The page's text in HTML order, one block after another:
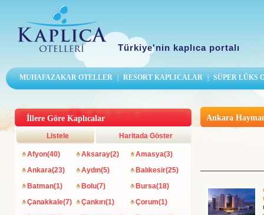
Türkiye'nin kaplıca portalı
MUHAFAZAKAR OTELLER | RESORT KAPLICALAR | SÜPER LÜKS
İllere Göre Kaplıcalar
Listele Haritada Göster
Afyon(40) Aksaray(2)
Amasya(3)
Ankara(23)
Aydın(5)
Balıkesir(25)
Batman(1)
Bolu(7)
Bursa(18)
Çanakkale(7)
Çankırı(1)
Çorum(1)
Ankara